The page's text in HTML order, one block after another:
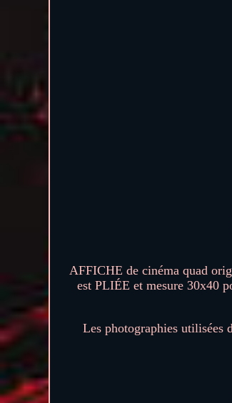
AFFICHE de cinéma quad
est PLIÉE et mesure 30x40
Les photographies utilisées